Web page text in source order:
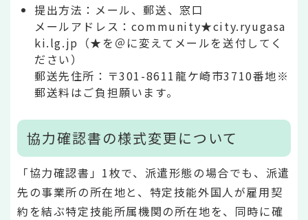
提出方法：メール、郵送、窓口
メールアドレス：community★city.ryugasa
ki.lg.jp（★を＠に変えてメールを送付してく
ださい）
郵送先住所：〒301-8611龍ケ崎市3710番地※
郵送料はご負担願います。
協力確認書の様式変更について
「協力確認書」1枚で、派遣形態の場合でも、派遣
先の事業所の所在地と、特定技能外国人が雇用契
約を結ぶ特定技能所属機関の所在地を、同時に確